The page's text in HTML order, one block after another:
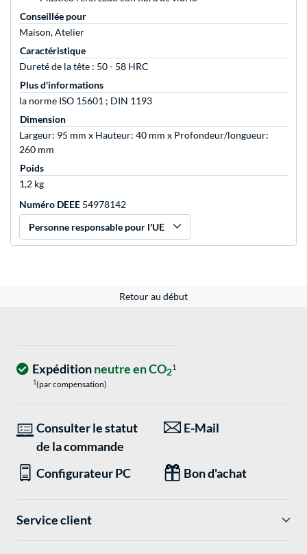
Conseillée pour
Maison, Atelier
Caractéristique
Dureté de la tête : 50 - 58 HRC
Plus d'informations
la norme ISO 15601 ; DIN 1193
Dimension
Largeur: 95 mm x Hauteur: 40 mm x Profondeur/longueur:
260 mm
Poids
1,2 kg
Numéro DEEE 54978142
Personne responsable pour l'UE
Retour au début
Expéditionneutre en CO21
1(par compensation)
Consulter le statut
de la commande
E-Mail
Configurateur PC Bon d'achat
Service client